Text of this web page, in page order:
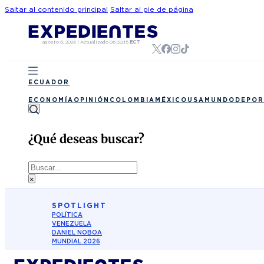
Saltar al contenido principal Saltar al pie de página
agosto 6, 2026 | Actualizado 06:32:15 ECT
ECUADOR
ECONOMÍA OPINIÓN COLOMBIA MÉXICO USA MUNDO
¿Qué deseas buscar?
Buscar
×
SPOTLIGHT
POLÍTICA
VENEZUELA
DANIEL NOBOA
MUNDIAL 2026